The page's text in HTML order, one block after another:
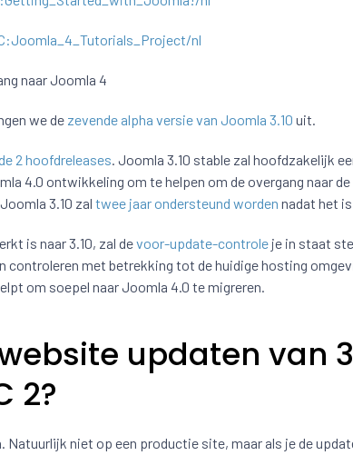
nl
naar Joomla 4
we de zevende alpha versie van Joomla 3.10 uit.
2 hoofdreleases. Joomla 3.10 stable zal hoofdzakelijk
4.0 ontwikkeling om te helpen om de overgang naar
3.10 zal twee jaar ondersteund worden nadat het
is naar 3.10, zal devoor-update-controle je in staat
met betrekking tot de huidige hosting
om soepel naar Joomla 4.0 te migreren.
updaten van
2?
Natuurlijk niet op een productie site, maar als je de